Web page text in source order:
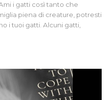
i gatti così tanto che
piena di creature, potresti
i tuoi gatti. Alcuni gatti,